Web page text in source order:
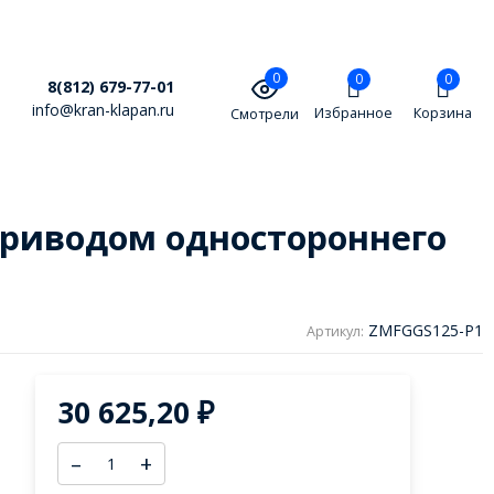
8(812) 679-77-01
info@kran-klapan.ru
0
Смотрели
0
Избранное
0
Корзина
одностороннего
Артикул: ZMFGGS125-P1
30 625,20 ₽
– +